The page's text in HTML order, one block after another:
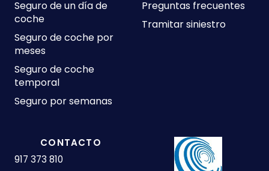
Seguro de un día de
coche
Seguro de coche por
meses
Seguro de coche
temporal
Seguro por semanas
Preguntas frecuentes
Tramitar siniestro
CONTACTO
917 373 810